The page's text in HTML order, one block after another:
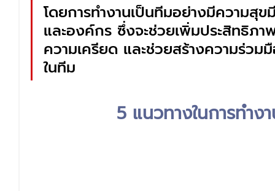
โดยการทำงานเป็นทีมอย่างมีความสุ
และองค์กร ซึ่งจะช่วยเพิ่มประสิทธิภา
ความเครียด และช่วยสร้างความร่ว
ในทีม
5 แนวทางในการทำง